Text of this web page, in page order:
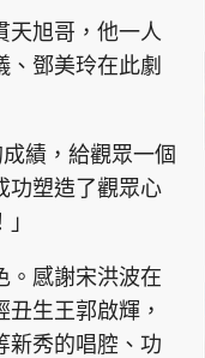
靈精怪 威師兄
星島日報
天旭哥，他一人
鄧美玲在此劇
績，給觀眾一個
功塑造了觀眾心
。感謝宋洪波在
生王郭啟輝，
新秀的唱腔、功